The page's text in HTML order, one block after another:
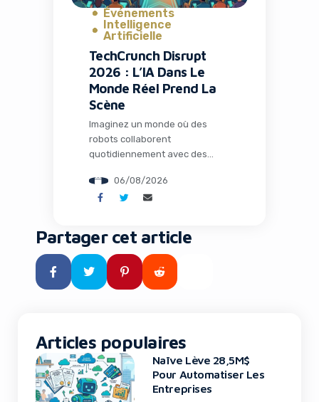
Événements
Intelligence
Artificielle
TechCrunch Disrupt
2026 : L’IA Dans Le
Monde Réel Prend La
Scène
Imaginez un monde où des
robots collaborent
quotidiennement avec des
l’intelligence artificielle opère
loin de tout cloud dans des
des millénaires pourraient
fouler à nouveau notre planète
grâce à la biologie de synthèse.
Ce n’est plus de la science-
06/08/2026
Partager cet article
Articles populaires
Naïve Lève 28,5M$
Pour Automatiser Les
Entreprises